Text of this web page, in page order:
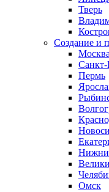
Тверь
Создание и
Москва
Санкт-
Пермь
Омск